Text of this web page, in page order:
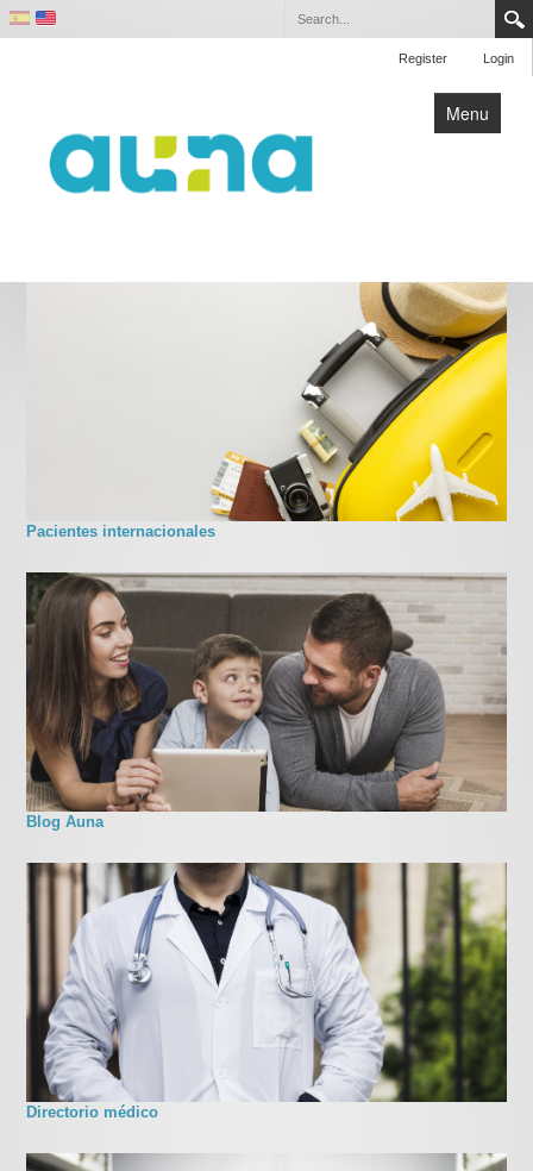
Login
Register
Menu
Institucional
Trabaje con nosotros
Podcast Auna
Pacientes internacionales
Blog Auna
Directorio médico